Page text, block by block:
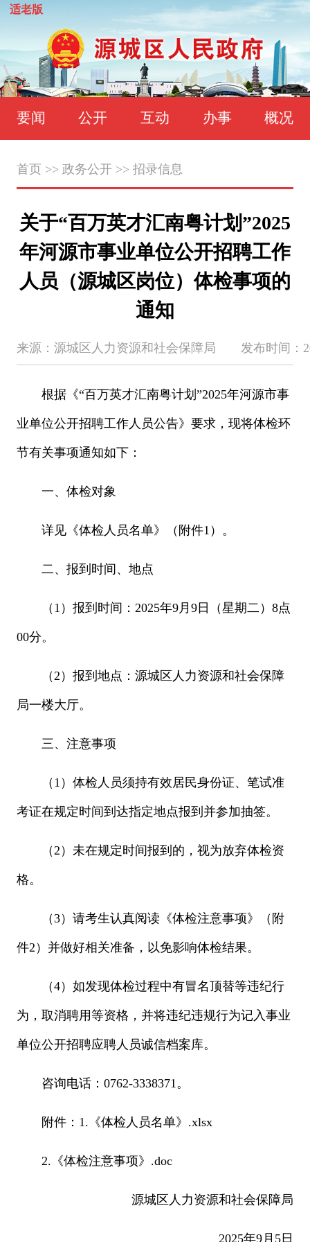
适老版
要闻 公开 互动 办事 概况
首页 >> 政务公开>> 招录信息
关于“百万英才汇南粤计划”2025
年河源市事业单位公开招聘工作
人员（源城区岗位）体检事项的
通知
来源：源城区人力资源和社会保障局 发布时间：
根据《“百万英才汇南粤计划”2025年河源市事
业单位公开招聘工作人员公告》要求，现将体检环
节有关事项通知如下：
一、体检对象
详见《体检人员名单》（附件1）。
二、报到时间、地点
（1）报到时间：2025年9月9日（星期二）8点
00分。
（2）报到地点：源城区人力资源和社会保障
局一楼大厅。
三、注意事项
（1）体检人员须持有效居民身份证、笔试准
考证在规定时间到达指定地点报到并参加抽签。
（2）未在规定时间报到的，视为放弃体检资
格。
（3）请考生认真阅读《体检注意事项》（附
件2）并做好相关准备，以免影响体检结果。
（4）如发现体检过程中有冒名顶替等违纪行
为，取消聘用等资格，并将违纪违规行为记入事业
单位公开招聘应聘人员诚信档案库。
咨询电话：0762-3338371。
附件：1.《体检人员名单》.xlsx
2.《体检注意事项》.doc
源城区人力资源和社会保障局
2025年9月5日